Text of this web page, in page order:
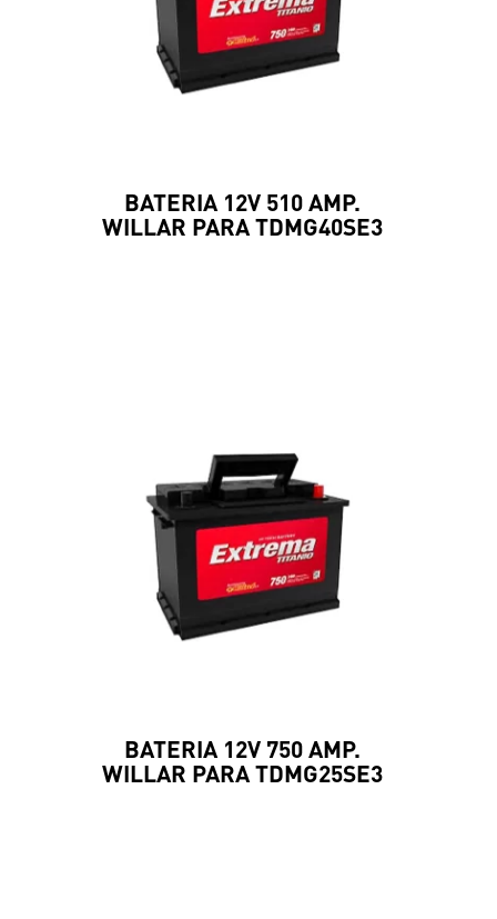
BATERIA 12V 510 AMP.
WILLAR PARA TDMG40SE3
BATERIA 12V 750 AMP.
WILLAR PARA TDMG25SE3